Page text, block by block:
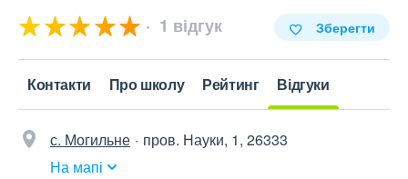
1 відгук Зберегти
Контакти Про школу Рейтинг Відгуки
с. Могильне
пров. Науки, 1, 26333
На мапі